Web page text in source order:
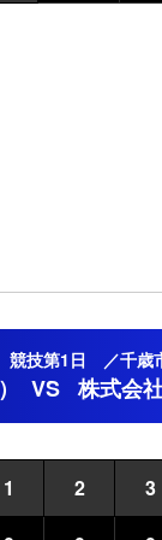
競技第1日 ／千歳
VS 株式会
1 2 3